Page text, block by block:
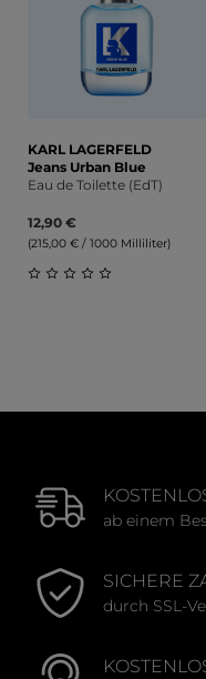
KARL LAGERFELD
Jeans Urban Blue
Eau de Toilette (EdT)
12,90 €
(215,00 € / 1000 Milliliter)
Durchschnittliche
ab einem
SICHERE
durch SSL-